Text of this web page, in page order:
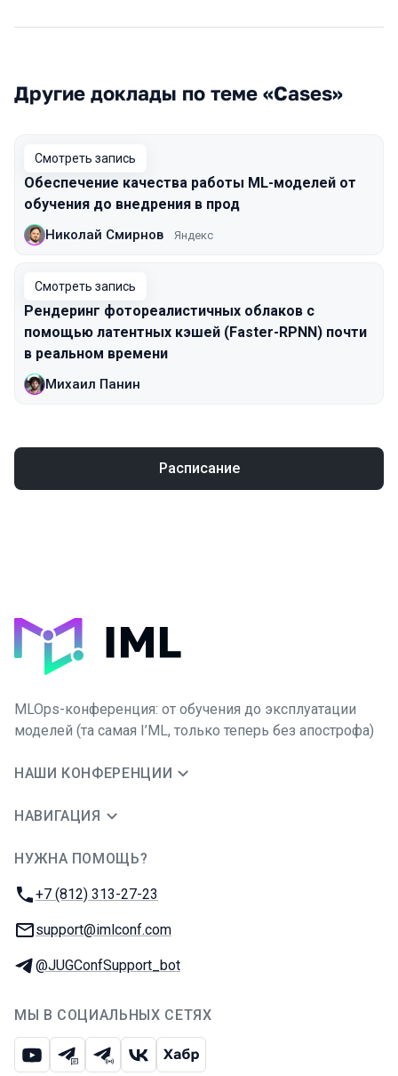
Другие доклады по теме «Cases»
Смотреть запись
Обеспечение качества работы ML-моделей от
обучения до внедрения в прод
Николай Смирнов Яндекс
Смотреть запись
Рендеринг фотореалистичных облаков с
помощью латентных кэшей (Faster-RPNN) почти
в реальном времени
Михаил Панин
Расписание
MLOps-конференция: от обучения до эксплуатации
моделей (та самая I’ML, только теперь без апострофа)
НАШИ КОНФЕРЕНЦИИ
НАВИГАЦИЯ
НУЖНА ПОМОЩЬ?
Телефон:
+7 (812) 313-27-23
E-mail:
support@imlconf.com
Телеграм:
@JUGConfSupport_bot
МЫ В СОЦИАЛЬНЫХ СЕТЯХ
ЮтубТелеграм-чат
Телеграм-канал
ВКонтакте
Хабр